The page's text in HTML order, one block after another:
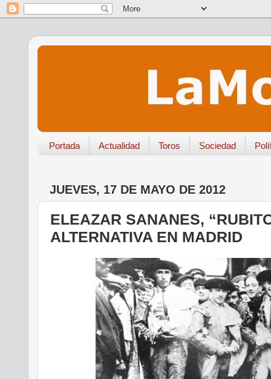
Portada Actualidad Toros Sociedad
JUEVES, 17 DE MAYO DE 2012
ELEAZAR SANANES,
ALTERNATIVA EN MADRID